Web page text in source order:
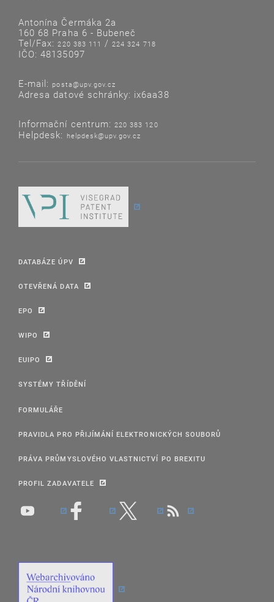
Antonína Čermáka 2a
160 68 Praha 6 - Bubeneč
Tel/Fax:220 383 111 /224 324 718
IČO: 48135097
E-mail: posta@upv.gov.cz
Adresa datové schránky: ix6aa38
Informační centrum: 220 383 120
Helpdesk: helpdesk@upv.gov.cz
DATABÁZE ÚPV
OTEVŘENÁ DATA
EPO
WIPO
EUIPO
SYSTÉMY TŘÍDĚNÍ
FORMULÁŘE
PRAVIDLA PRO PŘIJÍMÁNÍ ELEKTRONICKÝCH SOUBORŮ
PRÁVA PRŮMYSLOVÉHO VLASTNICTVÍ PO BREXITU
PROFIL ZADAVATELE